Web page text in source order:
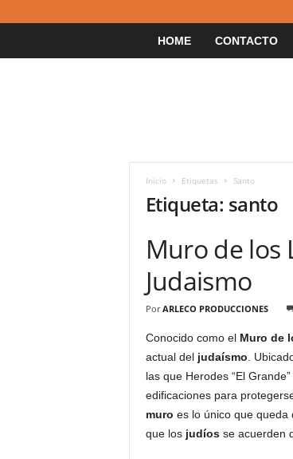
HOME CONTACTO
Inicio Etiquetas Santo
Etiqueta: santo
Muro de los
Judaismo
Por ARLECO PRODUCCIONES
Conocido como el Muro de
actual del judaísmo .
las que Herodes “El
edificaciones para
muro es lo único que queda
que los judíosse acuerden